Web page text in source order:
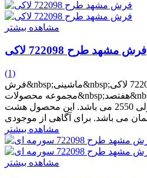
مشاهده بیشتر
فرش مشهد طرح 722098 لاکی
(1)
فرش&nbsp;ماشینی&nbsp;مشهد طرح کد 722098 لاکی&nbsp;از
مجموعه محصولات&nbsp;هفتصد&nbsp;شانه بوده که دارای تراکم
طولی 2550 می باشد. این محصول هشت&nbsp;رنگ بوده و 100%
مشاهده بیشتر
مشاهده بیشتر